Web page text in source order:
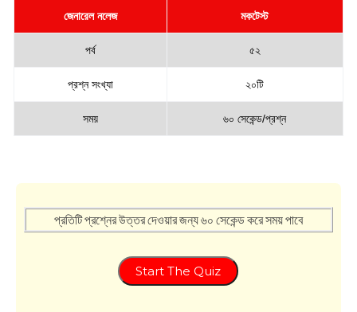
জেনারেল নলেজ মকটেস্ট
পর্ব ৫২
প্রশ্ন সংখ্যা ২০টি
সময় ৬০ সেকেন্ড/প্রশ্ন
প্রতিটি প্রশ্নের উত্তর দেওয়ার জন্য ৬০ সেকেন্ড করে সময় পাবে
Start The Quiz